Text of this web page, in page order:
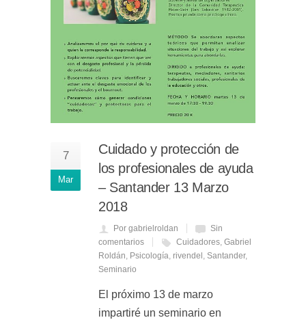
7
Mar
Cuidado y protección de
los profesionales de ayuda
– Santander 13 Marzo
2018
Por gabrielroldan
Sin
comentarios
Cuidadores, Gabriel
Roldán, Psicología, rivendel , Santander,
Seminario
El próximo 13 de marzo
impartiré un seminario en